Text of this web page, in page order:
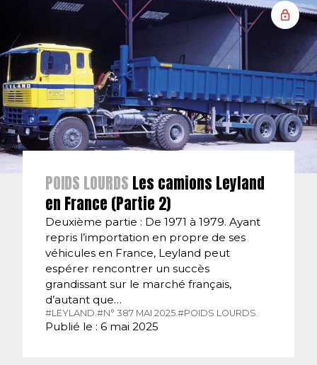
POIDS LOURDS Les camions Leyland
en France (Partie 2)
Deuxième partie : De 1971 à 1979. Ayant
repris l’importation en propre de ses
véhicules en France, Leyland peut
espérer rencontrer un succès
grandissant sur le marché français,
d’autant que…
#LEYLAND. #N° 387 MAI 2025. #POIDS LOURDS.
Publié le : 6 mai 2025